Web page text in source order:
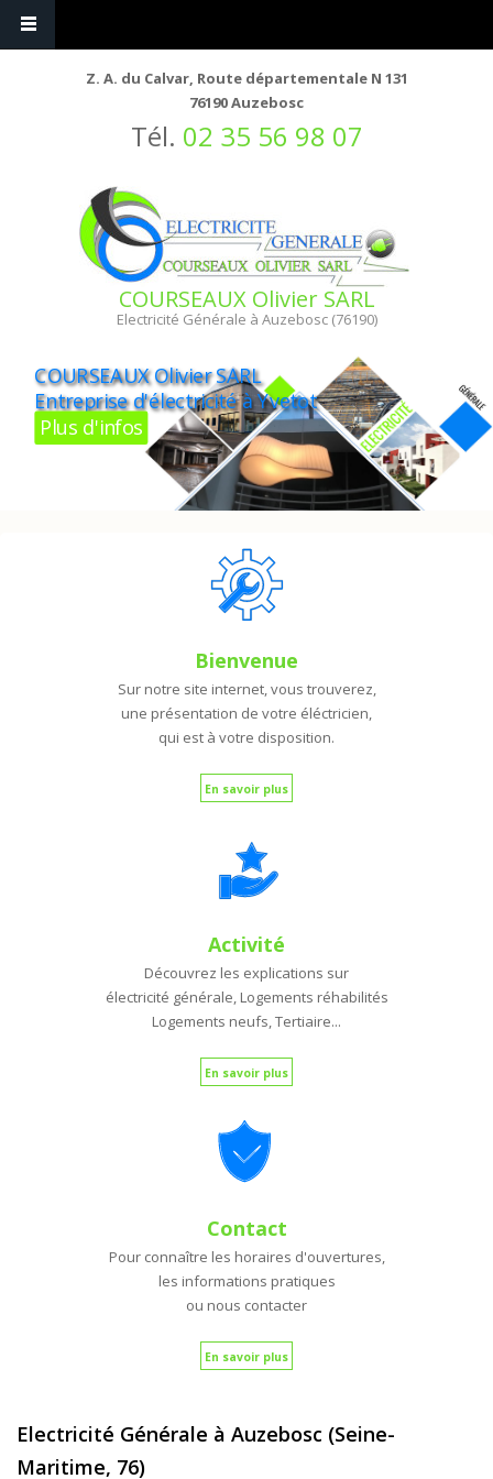
Z. A. du Calvar, Route départementale N 131
76190 Auzebosc
Tél. 02 35 56 98 07
COURSEAUX Olivier SARL
Electricité Générale à Auzebosc (76190)
COURSEAUX Olivier SARL
Entreprise d'électricité à Yvetot
Plus d'infos
Bienvenue
Sur notre site internet, vous trouverez,
une présentation de votre éléctricien,
qui est à votre disposition.
En savoir plus
Activité
Découvrez les explications sur
électricité générale, Logements réhabilités
Logements neufs, Tertiaire...
En savoir plus
Contact
Pour connaître les horaires d'ouvertures,
les informations pratiques
ou nous contacter
En savoir plus
Electricité Générale à Auzebosc (Seine-
Maritime, 76)